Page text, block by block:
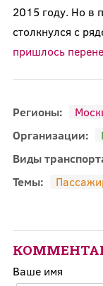
2015 году. Но в
столкнулся с
пришлось
Регионы:
Организации:
Виды
Темы:
Ваше имя